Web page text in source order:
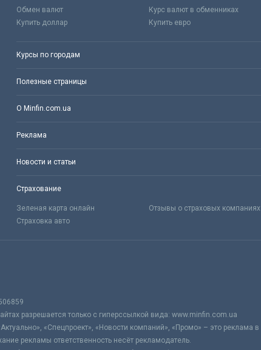
Обмен валют Курс валют в обменниках
Купить доллар
Купить евро
Курсы по городам
Полезные страницы
О Minfin.com.ua
Реклама
Новости и статьи
Страхование
Зеленая карта онлайн Отзывы о страховых компаниях
Страховка авто
разрешается только с гиперссылкой вида: www.minfin.com.ua
«Спецпроект», «Новости компаний», «Промо» – это реклама в
рекламы ответственность несёт рекламодатель.